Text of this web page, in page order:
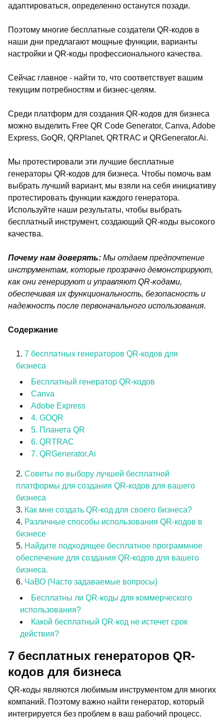
адаптироваться, определенно останутся позади.
Поэтому многие бесплатные создатели QR-кодов в
наши дни предлагают мощные функции, варианты
настройки и QR-коды профессионального качества.
Сейчас главное - найти то, что соответствует вашим
текущим потребностям и бизнес-целям.
Среди платформ для создания QR-кодов для бизнеса
можно выделить Free QR Code Generator, Canva, Adobe
Express, GoQR, QRPlanet, QRTRAC и QRGenerator.Ai.
Мы протестировали эти лучшие бесплатные
генераторы QR-кодов для бизнеса. Чтобы помочь вам
выбрать лучший вариант, мы взяли на себя инициативу
протестировать функции каждого генератора.
Используйте наши результаты, чтобы выбрать
бесплатный инструмент, создающий QR-коды высокого
качества.
Почему нам доверять: Мы отдаем предпочтение
инструментам, которые прозрачно демонстрируют,
как они генерируют и управляют QR-кодами,
обеспечивая их функциональность, безопасность и
надежность после первоначального использования.
Содержание
7 бесплатных генераторов QR-кодов для
бизнеса
Бесплатный генератор QR-кодов
Canva
Adobe Express
4. GOQR
5. Планета QR
6. QRTRAC
7. QRGenerator.Ai
Советы по выбору лучшей бесплатной
платформы для создания QR-кодов для вашего
бизнеса
Как мне создать QR-код для своего бизнеса?
Различные способы использования QR-кодов в
бизнесе
Найдите подходящее бесплатное программное
обеспечение для создания QR-кодов для вашего
бизнеса.
ЧаВО (Часто задаваемые вопросы)
Бесплатны ли QR-коды для коммерческого
использования?
Какой бесплатный QR-код не истечет срок
действия?
7 бесплатных генераторов QR-
кодов для бизнеса
QR-коды являются любимым инструментом для многих
компаний. Поэтому важно найти генератор, который
интегрируется без проблем в ваш рабочий процесс.